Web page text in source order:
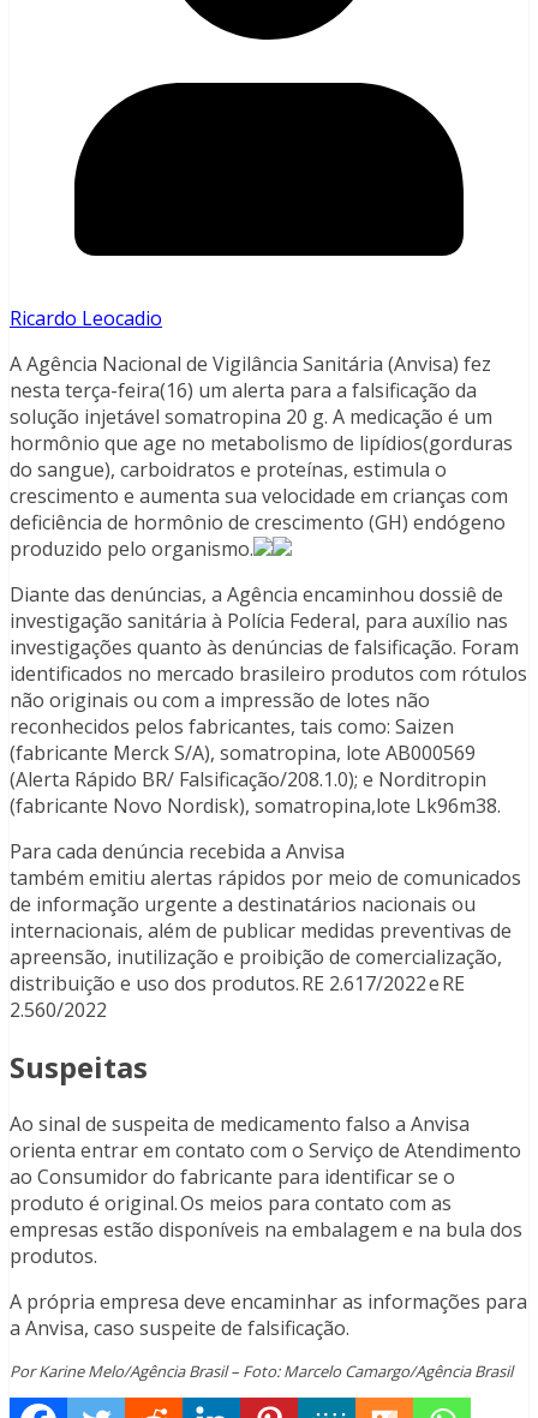
Ricardo Leocadio
A Agência Nacional de Vigilância Sanitária (Anvisa) fez
nesta terça-feira(16) um alerta para a falsificação da
solução injetável somatropina 20 g. A medicação é um
hormônio que age no metabolismo de lipídios(gorduras
do sangue), carboidratos e proteínas, estimula o
crescimento e aumenta sua velocidade em crianças com
deficiência de hormônio de crescimento (GH) endógeno
produzido pelo organismo.
Diante das denúncias, a Agência encaminhou dossiê de
investigação sanitária à Polícia Federal, para auxílio nas
investigações quanto às denúncias de falsificação. Foram
identificados no mercado brasileiro produtos com rótulos
não originais ou com a impressão de lotes não
reconhecidos pelos fabricantes, tais como: Saizen
(fabricante Merck S/A), somatropina, lote AB000569
(Alerta Rápido BR/ Falsificação/208.1.0); e Norditropin
(fabricante Novo Nordisk), somatropina,lote Lk96m38.
Para cada denúncia recebida a Anvisa
também emitiu alertas rápidos por meio de comunicados
de informação urgente a destinatários nacionais ou
internacionais, além de publicar medidas preventivas de
apreensão, inutilização e proibição de comercialização,
distribuição e uso dos produtos. RE 2.617/2022 e RE
2.560/2022
Suspeitas
Ao sinal de suspeita de medicamento falso a Anvisa
orienta entrar em contato com o Serviço de Atendimento
ao Consumidor do fabricante para identificar se o
produto é original. Os meios para contato com as
empresas estão disponíveis na embalagem e na bula dos
produtos.
A própria empresa deve encaminhar as informações para
a Anvisa, caso suspeite de falsificação.
Por Karine Melo/Agência Brasil – Foto: Marcelo Camargo/Agência Brasil